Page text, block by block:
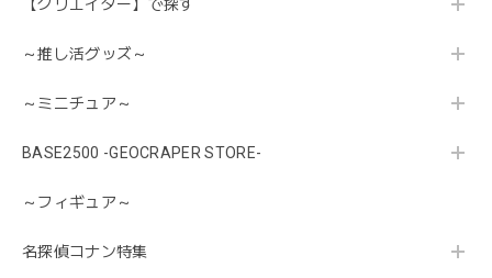
【クリエイター】で探す
～推し活グッズ～
～ミニチュア～
BASE2500 -GEOCRAPER STORE-
～フィギュア～
名探偵コナン特集